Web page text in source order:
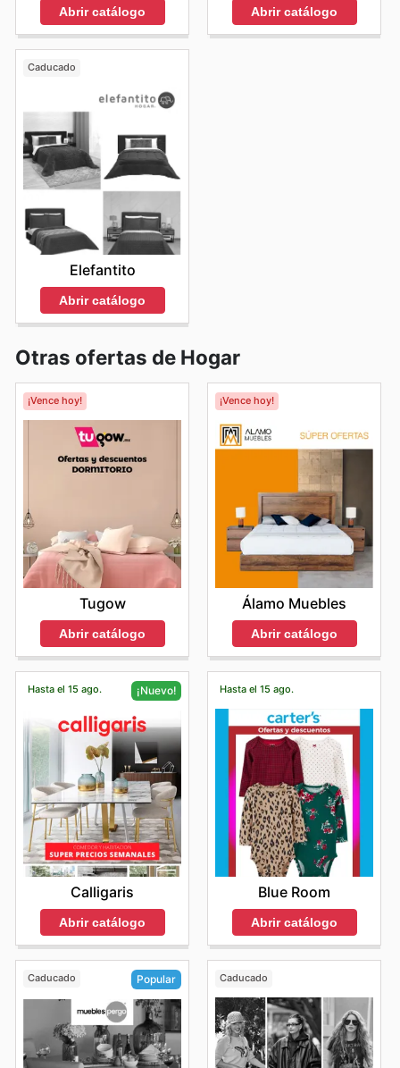
Abrir catálogo Abrir catálogo
Caducado
Elefantito
Abrir catálogo
Otras ofertas de Hogar
¡Vence hoy!
Tugow
Abrir catálogo
¡Vence hoy!
Álamo Muebles
Abrir catálogo
Hasta el 15 ago. ¡Nuevo!
Calligaris
Abrir catálogo
Hasta el 15 ago.
Blue Room
Abrir catálogo
Caducado Popular Caducado